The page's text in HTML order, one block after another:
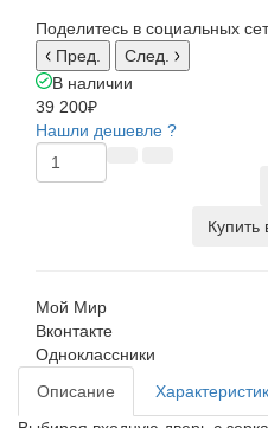
Поделитесь в социальных
Пред.
След.
В наличии
39 200₽
Нашли дешевле ?
Купить
Мой Мир
Вконтакте
Одноклассники
Описание